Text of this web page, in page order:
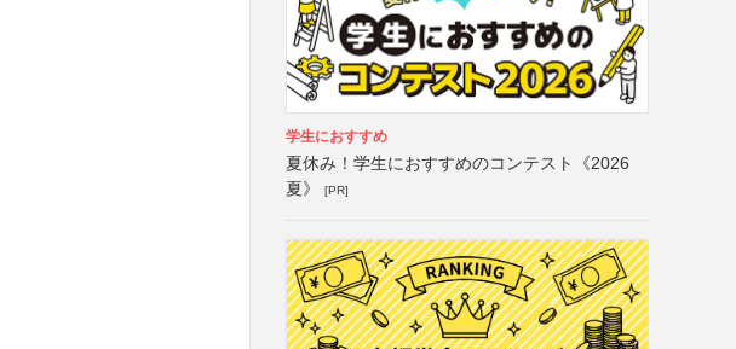
学生におすすめ
夏休み！学生におすすめのコンテスト《2026
夏》
[PR]